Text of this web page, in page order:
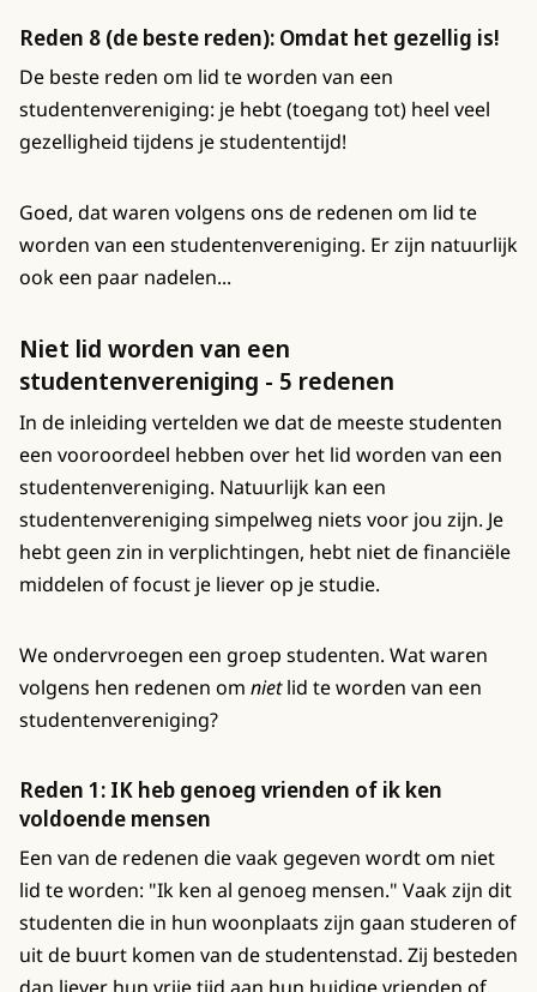
Reden 8 (de beste reden): Omdat het gezellig is!
De beste reden om lid te worden van een
studentenvereniging: je hebt (toegang tot) heel veel
gezelligheid tijdens je studententijd!
Goed, dat waren volgens ons de redenen om lid te
worden van een studentenvereniging. Er zijn natuurlijk
ook een paar nadelen...
Niet lid worden van een
studentenvereniging - 5 redenen
In de inleiding vertelden we dat de meeste studenten
een vooroordeel hebben over het lid worden van een
studentenvereniging. Natuurlijk kan een
studentenvereniging simpelweg niets voor jou zijn. Je
hebt geen zin in verplichtingen, hebt niet de financiële
middelen of focust je liever op je studie.
We ondervroegen een groep studenten. Wat waren
volgens hen redenen om nietlid te worden van een
studentenvereniging?
Reden 1: IK heb genoeg vrienden of ik ken
voldoende mensen
Een van de redenen die vaak gegeven wordt om niet
lid te worden: "Ik ken al genoeg mensen." Vaak zijn dit
studenten die in hun woonplaats zijn gaan studeren of
uit de buurt komen van de studentenstad. Zij besteden